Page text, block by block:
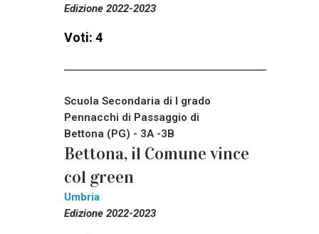
Edizione 2022-2023
Voti: 4
Scuola Secondaria di I grado
Pennacchi di Passaggio di
Bettona (PG) - 3A -3B
Bettona, il Comune vince
col green
Umbria
Edizione 2022-2023